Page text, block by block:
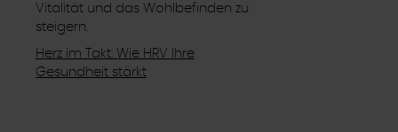
Vitalität und das Wohlbefinden zu
steigern.
Herz im Takt: Wie HRV Ihre
Gesundheit stärkt